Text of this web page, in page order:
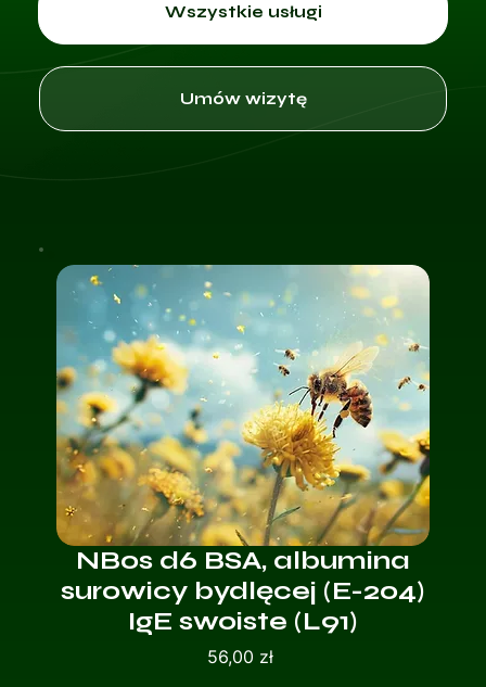
Wszystkie usługi
Umów wizytę
NBos d6 BSA, albumina
surowicy bydlęcej (E-204)
IgE swoiste (L91)
56,00 złCena